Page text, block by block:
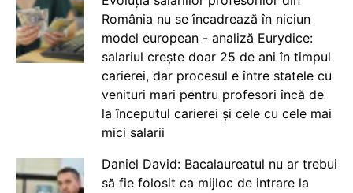
România nu se încadrează în niciun
model european - analiză Eurydice:
salariul crește doar 25 de ani în timpul
carierei, dar procesul e între statele cu
venituri mari pentru profesori încă de
la începutul carierei și cele cu cele mai
mici salarii
Daniel David: Bacalaureatul nu ar trebui
să fie folosit ca mijloc de intrare la